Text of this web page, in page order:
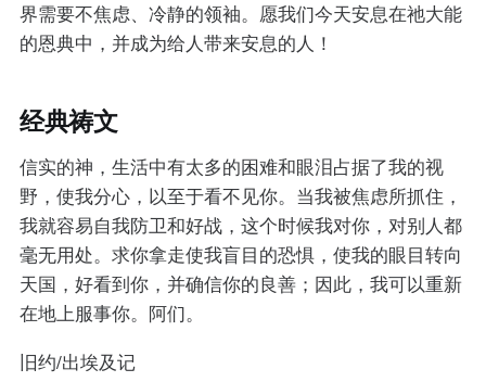
界需要不焦虑、冷静的领袖。愿我们今天安息在祂大能
的恩典中，并成为给人带来安息的人！
经典祷文
信实的神，生活中有太多的困难和眼泪占据了我的视
野，使我分心，以至于看不见你。当我被焦虑所抓住，
我就容易自我防卫和好战，这个时候我对你，对别人都
毫无用处。求你拿走使我盲目的恐惧，使我的眼目转向
天国，好看到你，并确信你的良善；因此，我可以重新
在地上服事你。阿们。
旧约/出埃及记